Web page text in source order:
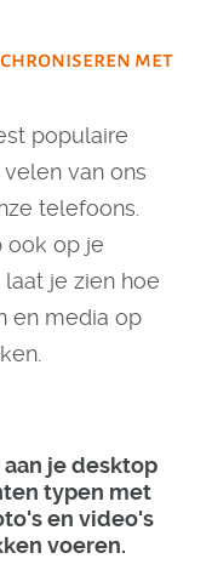
met
populaire
van ons
telefoons.
ook op je
je zien hoe
en media op
je desktop
typen met
en video's
voeren.